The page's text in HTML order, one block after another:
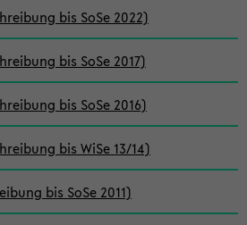
bis SoSe 2022)
bis SoSe 2017)
bis SoSe 2016)
bis WiSe 13/14)
bis SoSe 2011)